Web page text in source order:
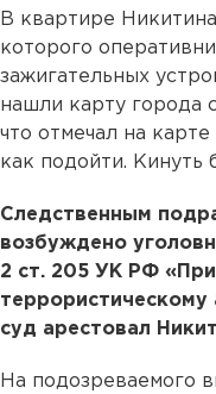
В квартире
которого
зажигательных
нашли карту города
что отмечал на
как подойти. Кинуть
Следственным
возбуждено
2 ст. 205 УК РФ
террористическому
суд арестовал
На подозреваемого